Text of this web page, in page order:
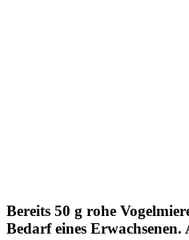
Bereits 50 g rohe
Bedarf eines Erwachsenen.